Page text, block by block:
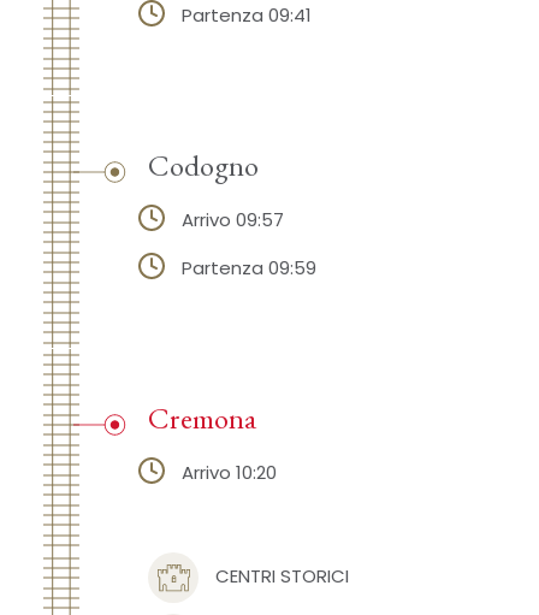
Partenza 09:41
Codogno
Arrivo 09:57
Partenza 09:59
CENTRI STORICI
Cremona
Arrivo 10:20